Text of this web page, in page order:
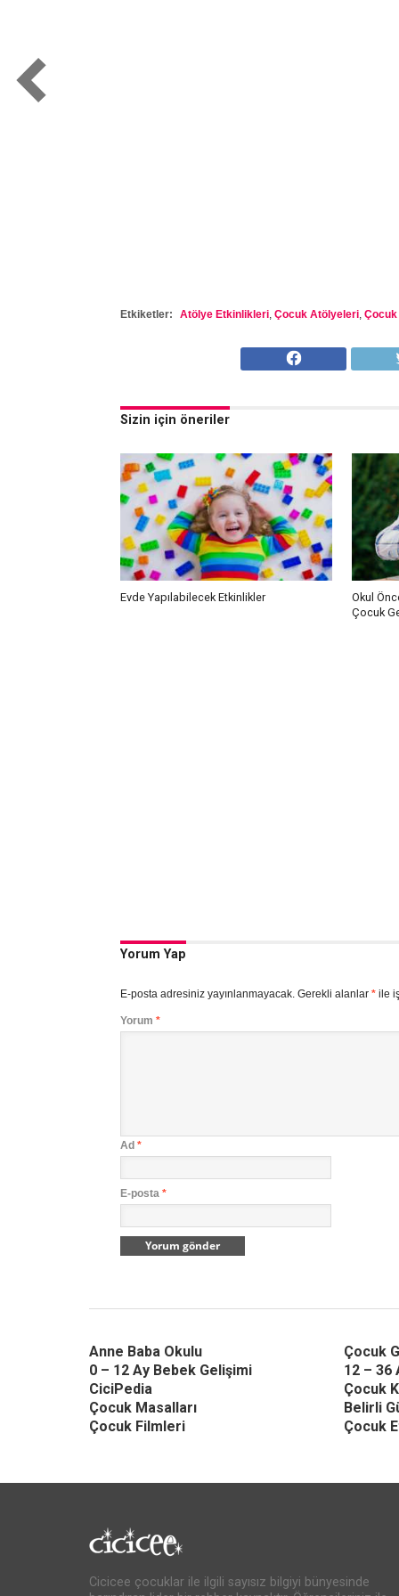
Etkiketler: Atölye Etkinlikleri, Çocuk Atölyeleri,
Sizin için öneriler
Evde Yapılabilecek Etkinlikler
Okul
Çocuk
Yorum Yap
E-posta adresiniz yayınlanmayacak. Gerekli alanlar *ile
Yorum *
Ad *
E-posta *
Anne Baba Okulu Çocuk
0 – 12 Ay Bebek Gelişimi
12 – 36
CiciPedia
Çocuk
Çocuk Masalları
Belirli
Çocuk Filmleri
Çocuk
Cicicee çocuklar ile ilgili sayısız bilgiyi bünyesinde